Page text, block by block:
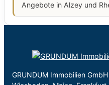
Angebote in Alzey und
GRUNDUM Immobilien